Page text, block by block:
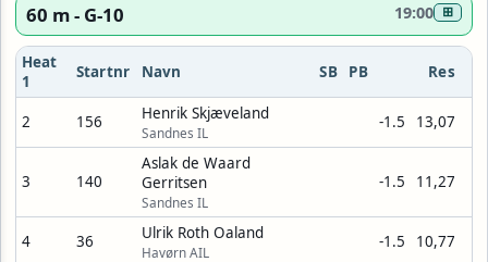
60 m - G-10 19:00 ⊞
Heat
1
Startnr Navn SB PB Res
2 156 Henrik Skjæveland
Sandnes IL
-1.5 13,07
3 140
Aslak de Waard
Gerritsen
Sandnes IL
-1.5 11,27
4 36 Ulrik Roth Oaland
Havørn AIL
-1.5 10,77